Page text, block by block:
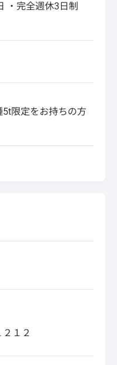
・完全週休3日制
限定をお持ちの方
１２